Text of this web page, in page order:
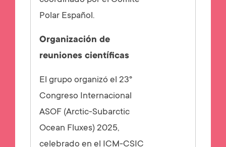
Polar Español.
Organización de
reuniones científicas
El grupo organizó el 23º
Congreso Internacional
ASOF (Arctic-Subarctic
Ocean Fluxes) 2025,
celebrado en el ICM-CSIC